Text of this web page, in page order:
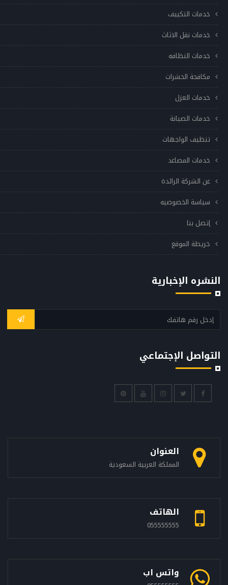
خدمات التكييف
خدمات نقل الاثاث
خدمات النظافه
مكافحة الحشرات
خدمات العزل
خدمات الصيانة
تنظيف الواجهات
خدمات المصاعد
عن الشركة الرائدة
سياسة الخصوصيه
إتصل بنا
خريطة الموقع
النشره الإخبارية
التواصل الإجتماعي
العنوان
المملكة العربية السعودية
الهاتف
055555555
واتس اب